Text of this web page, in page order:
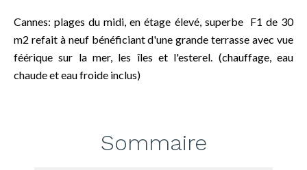
Cannes: plages du midi, en étage élevé, superbe F1 de 30
m2 refait à neuf bénéficiant d'une grande terrasse avec vue
féérique sur la mer, les îles et l'esterel. (chauffage, eau
chaude et eau froide inclus)
Sommaire